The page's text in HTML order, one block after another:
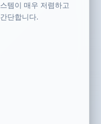
전혀 필요하지 않아 시
스템이 매우 저렴하고